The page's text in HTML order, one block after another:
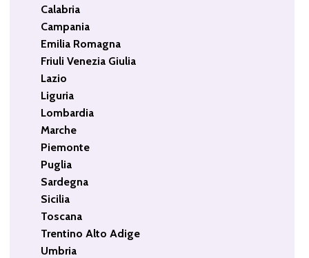
Calabria
Campania
Emilia Romagna
Friuli Venezia Giulia
Lazio
Liguria
Lombardia
Marche
Piemonte
Puglia
Sardegna
Sicilia
Toscana
Trentino Alto Adige
Umbria